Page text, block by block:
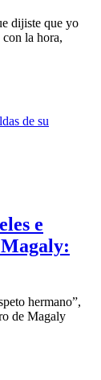
dijiste que yo
la hora,
e
hermano”,
de Magaly